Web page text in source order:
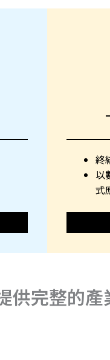
終
以
式
供完整的